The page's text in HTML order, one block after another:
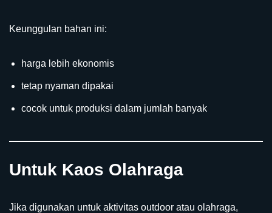
Keunggulan bahan ini:
harga lebih ekonomis
tetap nyaman dipakai
cocok untuk produksi dalam jumlah banyak
Untuk Kaos Olahraga
Jika digunakan untuk aktivitas outdoor atau olahraga,